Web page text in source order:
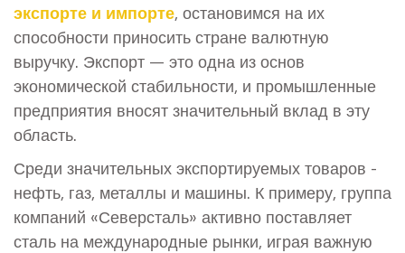
экспорте и импорте, остановимся на их
способности приносить стране валютную
выручку. Экспорт — это одна из основ
экономической стабильности, и промышленные
предприятия вносят значительный вклад в эту
область.
Среди значительных экспортируемых товаров -
нефть, газ, металлы и машины. К примеру, группа
компаний «Северсталь» активно поставляет
сталь на международные рынки, играя важную